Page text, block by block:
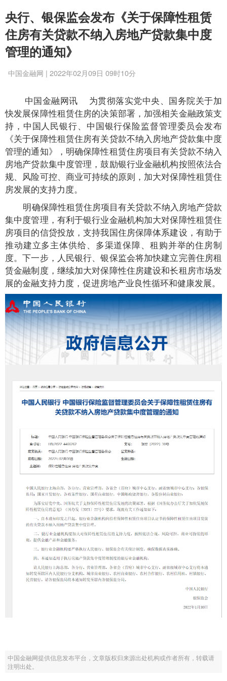
央行、银保监会发布《关于保障性租赁
住房有关贷款不纳入房地产贷款集中度
管理的通知》
中国金融网 | 2022年02月09日 09时10分
中国金融网讯 为贯彻落实党中央、国务院关于加
快发展保障性租赁住房的决策部署，加强相关金融政策支
持，中国人民银行、中国银行保险监督管理委员会发布
《关于保障性租赁住房有关贷款不纳入房地产贷款集中度
管理的通知》，明确保障性租赁住房项目有关贷款不纳入
房地产贷款集中度管理，鼓励银行业金融机构按照依法合
规、风险可控、商业可持续的原则，加大对保障性租赁住
房发展的支持力度。
明确保障性租赁住房项目有关贷款不纳入房地产贷款
集中度管理，有利于银行业金融机构加大对保障性租赁住
房项目的信贷投放，支持我国住房保障体系建设，有助于
推动建立多主体供给、多渠道保障、租购并举的住房制
度。下一步，人民银行、银保监会将加快建立完善住房租
赁金融制度，继续加大对保障性住房建设和长租房市场发
展的金融支持力度，促进房地产业良性循环和健康发展。
中国金融网提供信息发布平台，文章版权归来源出处机构或作者所有，转载请
注明出处。